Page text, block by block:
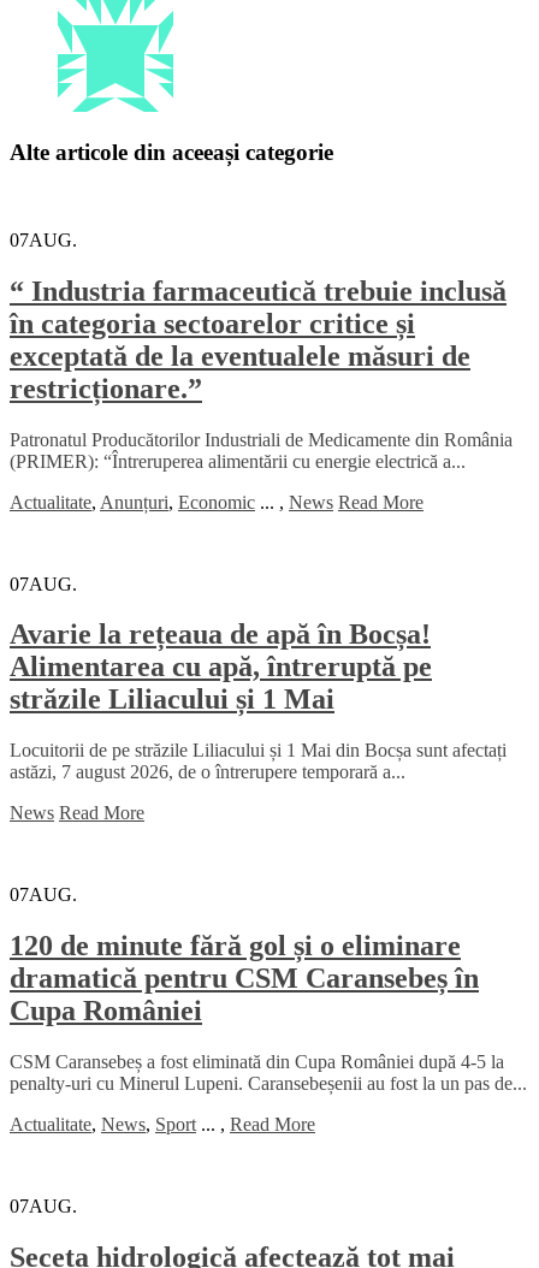
Alte articole din aceeași categorie
07AUG.
“ Industria farmaceutică trebuie inclusă
în categoria sectoarelor critice și
exceptată de la eventualele măsuri de
restricționare.”
Patronatul Producătorilor Industriali de Medicamente din România
(PRIMER): “Întreruperea alimentării cu energie electrică a...
Actualitate, Anunțuri, Economic ... , News Read More
07AUG.
Avarie la rețeaua de apă în Bocșa!
Alimentarea cu apă, întreruptă pe
străzile Liliacului și 1 Mai
Locuitorii de pe străzile Liliacului și 1 Mai din Bocșa sunt afectați
astăzi, 7 august 2026, de o întrerupere temporară a...
News Read More
07AUG.
120 de minute fără gol și o eliminare
dramatică pentru CSM Caransebeș în
Cupa României
CSM Caransebeș a fost eliminată din Cupa României după 4-5 la
penalty-uri cu Minerul Lupeni. Caransebeșenii au fost la un pas de...
Actualitate, News, Sport ... , Read More
07AUG.
Seceta hidrologică afectează tot mai